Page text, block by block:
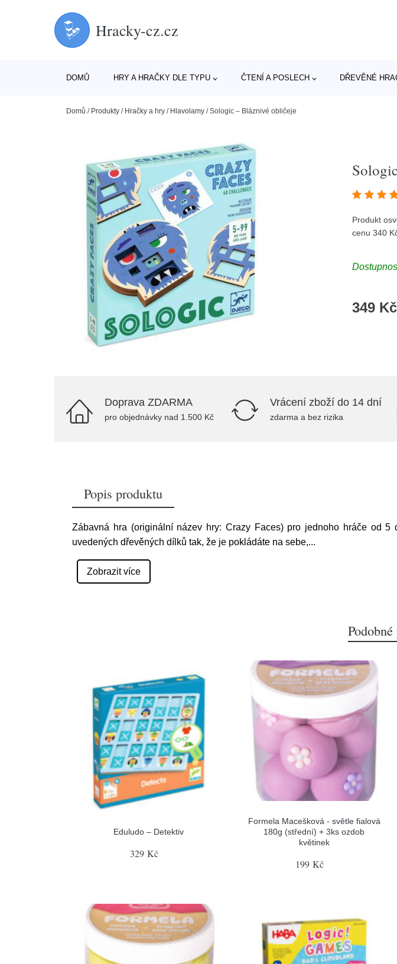
Hracky-cz.cz
DOMŮ HRY A HRAČKY DLE TYPU ČTENÍ A POSLECH DŘEVĚNÉ
Domů / Produkty / Hračky a hry / Hlavolamy /Sologic – Bláznivé obličeje
Produkt
cenu 340
349 Kč
Doprava ZDARMA
pro objednávky nad 1.500 Kč
Vrácení zboží do 14 dní
zdarma a bez rizika
Popis produktu
Zábavná hra (originální název hry: Crazy Faces) pro jednoho hráče od
uvedených dřevěných dílků tak, že je pokládáte na sebe,...
Zobrazit více
Eduludo – Detektiv
329 Kč
Formela Macešková - světle fialová
180g (střední) + 3ks ozdob
květinek
199 Kč